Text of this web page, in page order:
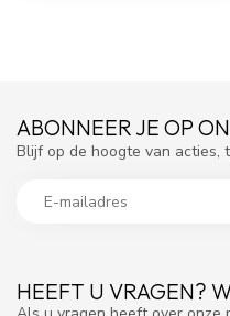
HEEFT U VRAGEN?
ABONNEER JE OP
Blijf op de hoogte van acties,